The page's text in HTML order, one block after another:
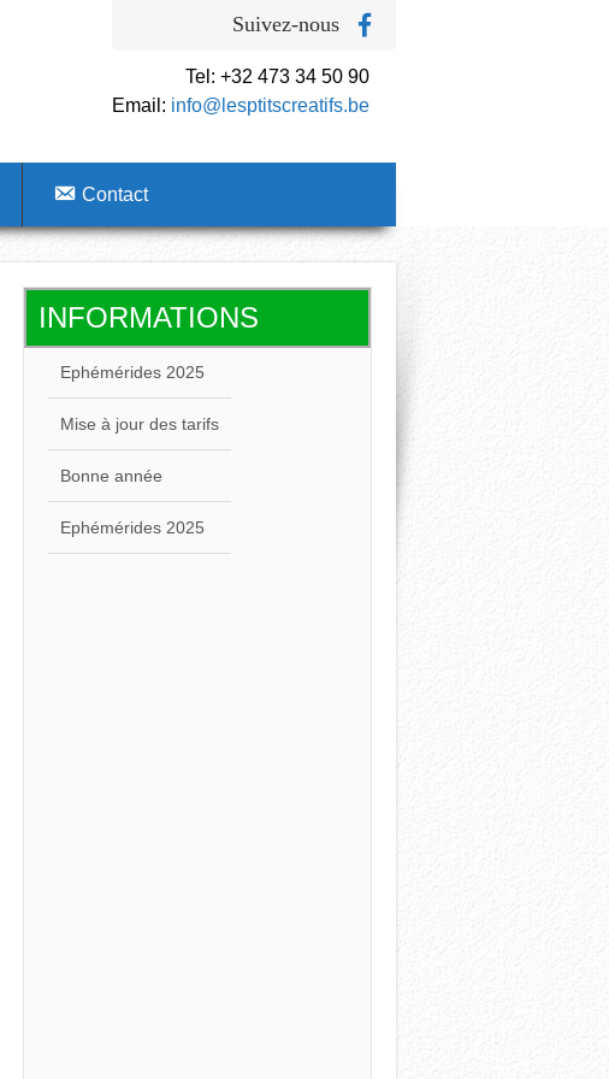
Suivez-nous
Tel: +32 473 34 50 90
Email: info@lesptitscreatifs.be
Contact
INFORMATIONS
Mise à jour des tarifs
Bonne année